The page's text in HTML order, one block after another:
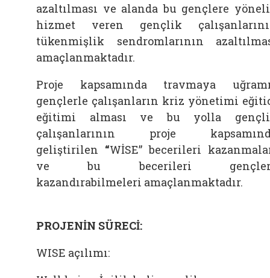
azaltılması ve alanda bu gençlere
hizmet veren gençlik
tükenmişlik sendromlarının
amaçlanmaktadır.
Proje kapsamında travmaya
gençlerle çalışanların kriz yönetimi
eğitimi alması ve bu yolla
çalışanlarının proje
geliştirilen “WİSE” becerileri
ve bu becerileri
kazandırabilmeleri amaçlanmaktadır.
PROJENİN SÜRECİ:
WISE açılımı: